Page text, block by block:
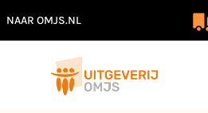
NAAR OMJS.NL